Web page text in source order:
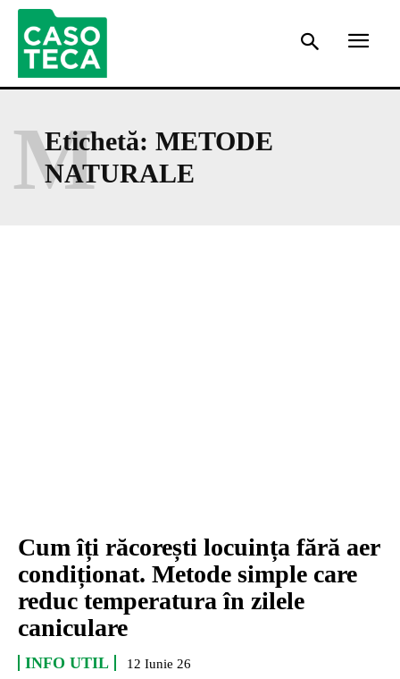
Etichetă: METODE
NATURALE
M
Cum îți răcorești locuința fără aer
condiționat. Metode simple care
reduc temperatura în zilele
caniculare
INFO UTIL 12 Iunie 26